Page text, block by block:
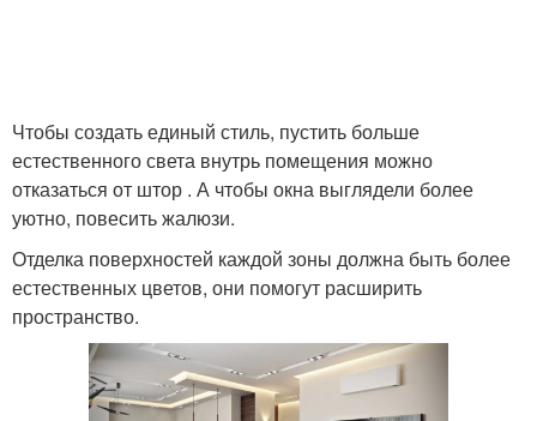
Чтобы создать единый стиль, пустить больше
естественного света внутрь помещения можно
отказаться от штор . А чтобы окна выглядели более
уютно, повесить жалюзи.
Отделка поверхностей каждой зоны должна быть более
естественных цветов, они помогут расширить
пространство.